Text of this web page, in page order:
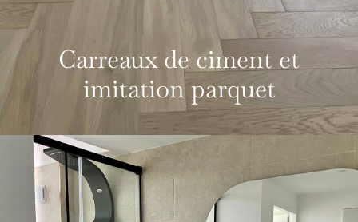
Carreaux de ciment et
imitation parquet